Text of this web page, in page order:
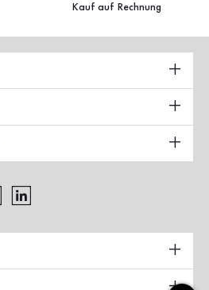
Kauf auf Rechnung